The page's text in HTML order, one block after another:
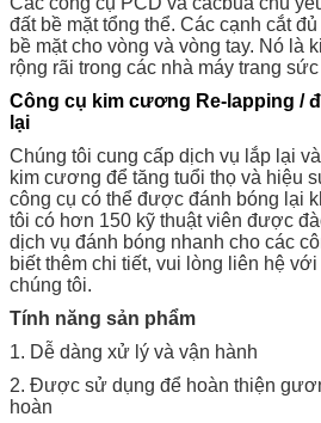
đất bề mặt tổng thể. Các cạnh cắt
bề mặt cho vòng và vòng tay. Nó là
rộng rãi trong các nhà máy trang
Công cụ kim cương Re-lapping /
lại
Chúng tôi cung cấp dịch vụ lắp lại
kim cương để tăng tuổi thọ và hiệu
công cụ có thể được đánh bóng lại
tôi có hơn 150 kỹ thuật viên được
dịch vụ đánh bóng nhanh cho các
biết thêm chi tiết, vui lòng liên hệ
chúng tôi.
Tính năng sản phẩm
1. Dễ dàng xử lý và vận hành
2. Được sử dụng để hoàn thiện
hoàn